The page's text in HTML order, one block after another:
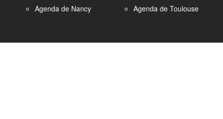
Agenda de Nancy
Agenda de Toulouse